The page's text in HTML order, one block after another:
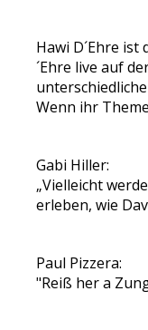
Hawi D´Ehre
´Ehre live auf
Wenn ihr
Gabi Hiller:
„Vielleicht
erleben, wie
Paul Pizzera:
"Reiß her a